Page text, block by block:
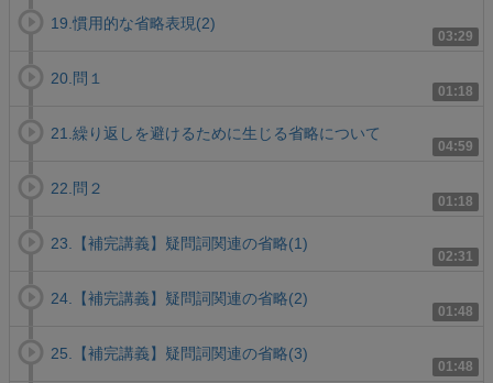
03:29
19.慣用的な省略表現(2)
01:18
20.問１
04:59
21.繰り返しを避けるために生じる省略について
01:18
22.問２
02:31
23.【補完講義】疑問詞関連の省略(1)
01:48
24.【補完講義】疑問詞関連の省略(2)
01:48
25.【補完講義】疑問詞関連の省略(3)